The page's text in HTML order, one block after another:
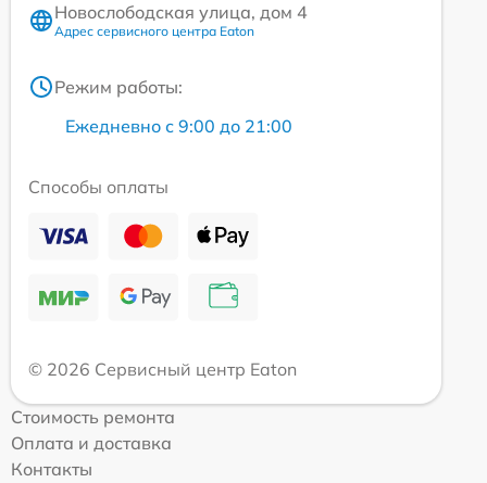
Новослободская улица, дом 4
Адрес сервисного центра Eaton
Режим работы:
Ежедневно с 9:00 до 21:00
Способы оплаты
© 2026 Сервисный центр Eaton
Стоимость ремонта
Оплата и доставка
Контакты